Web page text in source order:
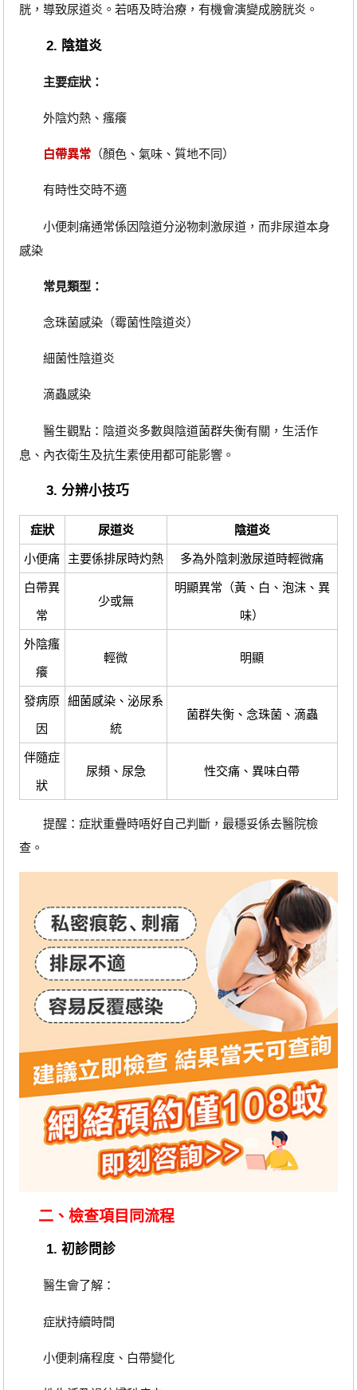
胱，導致尿道炎。若唔及時治療，有機會演變成膀胱炎。
2. 陰道炎
主要症狀：
外陰灼熱、瘙癢
白帶異常（顏色、氣味、質地不同）
有時性交時不適
小便刺痛通常係因陰道分泌物刺激尿道，而非尿道本身
感染
常見類型：
念珠菌感染（霉菌性陰道炎）
細菌性陰道炎
滴蟲感染
醫生觀點：陰道炎多數與陰道菌群失衡有關，生活作
息、內衣衛生及抗生素使用都可能影響。
3. 分辨小技巧
症狀 尿道炎 陰道炎
小便痛 主要係排尿時灼熱 多為外陰刺激尿道時輕微痛
白帶異
常
少或無
明顯異常（黃、白、泡沫、異
味）
外陰瘙
癢
輕微 明顯
發病原
因
細菌感染、泌尿系
統
菌群失衡、念珠菌、滴蟲
伴隨症
狀
尿頻、尿急 性交痛、異味白帶
提醒：症狀重疊時唔好自己判斷，最穩妥係去醫院檢
查。
二、檢查項目同流程
1. 初診問診
醫生會了解：
症狀持續時間
小便刺痛程度、白帶變化